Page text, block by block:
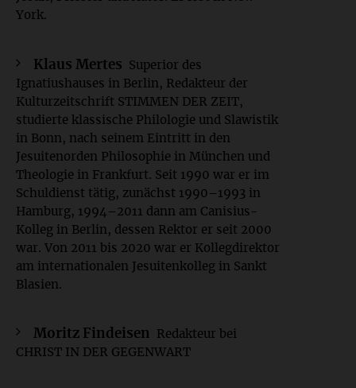
York.
Klaus Mertes
Superior des
Ignatiushauses in Berlin, Redakteur der
Kulturzeitschrift STIMMEN DER ZEIT,
studierte klassische Philologie und Slawistik
in Bonn, nach seinem Eintritt in den
Jesuitenorden Philosophie in München und
Theologie in Frankfurt. Seit 1990 war er im
Schuldienst tätig, zunächst 1990–1993 in
Hamburg, 1994–2011 dann am Canisius-
Kolleg in Berlin, dessen Rektor er seit 2000
war. Von 2011 bis 2020 war er Kollegdirektor
am internationalen Jesuitenkolleg in Sankt
Blasien.
Moritz Findeisen
Redakteur bei
CHRIST IN DER GEGENWART